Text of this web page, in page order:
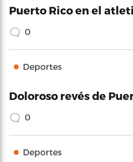
Puerto Rico en el
0
Deportes
Doloroso revés de
0
Deportes